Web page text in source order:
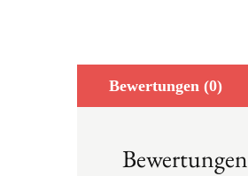
Bewertungen (0)
Bewertungen